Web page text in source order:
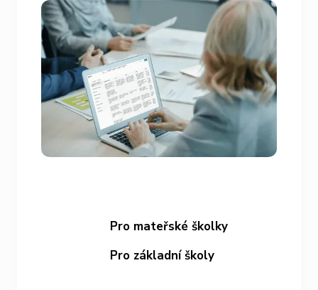
Pro mateřské školky
Pro základní školy